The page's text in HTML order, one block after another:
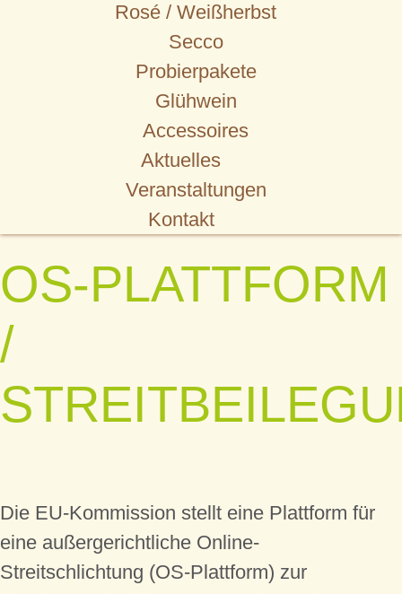
Rosé / Weißherbst
Secco
Probierpakete
Glühwein
Accessoires
Aktuelles
Veranstaltungen
Kontakt
OS-PLATTFORM
/
Die EU-Kommission stellt eine Plattform für
eine außergerichtliche Online-
Streitschlichtung (OS-Plattform) zur